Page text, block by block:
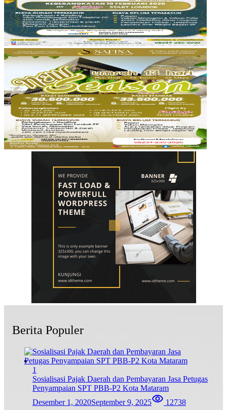
Berita Populer
1
Sosialisasi Pajak Daerah dan Pembayaran Jasa Petugas
Penyampaian SPT PBB-P2 Kota Mataram
Desember 1, 2020September 9, 2025 12738